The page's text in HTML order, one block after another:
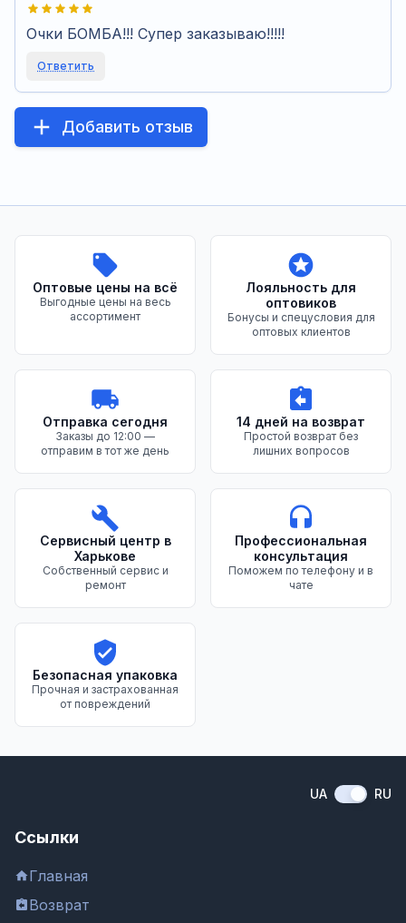
Очки БОМБА!!! Супер заказываю!!!!!
Ответить
Добавить отзыв
Преимущества нашего магазина
Оптовые цены на всё
Выгодные цены на весь
ассортимент
Лояльность для
оптовиков
Бонусы и спецусловия для
оптовых клиентов
Отправка сегодня
Заказы до 12:00 —
отправим в тот же день
14 дней на возврат
Простой возврат без
лишних вопросов
Сервисный центр в
Харькове
Собственный сервис и
ремонт
Профессиональная
консультация
Поможем по телефону и в
чате
Безопасная упаковка
Прочная и застрахованная
от повреждений
UA RU
Ссылки
Главная
Возврат